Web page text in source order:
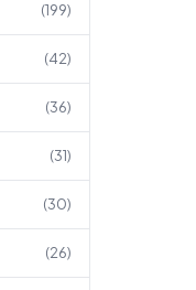
(199)
(42)
(36)
(31)
(30)
(26)